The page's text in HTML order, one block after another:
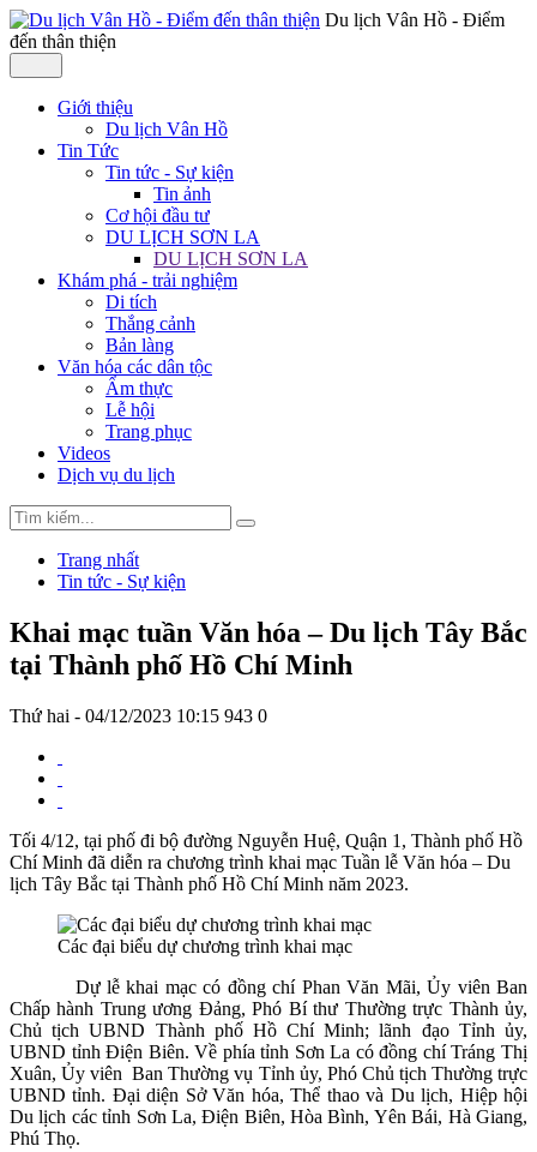
Du lịch Vân Hồ - Điểm
đến thân thiện
Giới thiệu
Du lịch Vân Hồ
Tin Tức
Tin tức - Sự kiện
Tin ảnh
Cơ hội đầu tư
DU LỊCH SƠN LA
DU LỊCH SƠN LA
Khám phá - trải nghiệm
Di tích
Thắng cảnh
Bản làng
Văn hóa các dân tộc
Ẩm thực
Lễ hội
Trang phục
Videos
Dịch vụ du lịch
Trang nhất
Tin tức - Sự kiện
Khai mạc tuần Văn hóa – Du lịch Tây Bắc
tại Thành phố Hồ Chí Minh
Thứ hai - 04/12/2023 10:15 943 0
Tối 4/12, tại phố đi bộ đường Nguyễn Huệ, Quận 1, Thành phố Hồ
Chí Minh đã diễn ra chương trình khai mạc Tuần lễ Văn hóa – Du
lịch Tây Bắc tại Thành phố Hồ Chí Minh năm 2023.
Các đại biểu dự chương trình khai mạc
Dự lễ khai mạc có đồng chí Phan Văn Mãi, Ủy viên Ban
Chấp hành Trung ương Đảng, Phó Bí thư Thường trực Thành ủy,
Chủ tịch UBND Thành phố Hồ Chí Minh; lãnh đạo Tỉnh ủy,
UBND tỉnh Điện Biên. Về phía tỉnh Sơn La có đồng chí Tráng Thị
Xuân, Ủy viên Ban Thường vụ Tỉnh ủy, Phó Chủ tịch Thường trực
UBND tỉnh. Đại diện Sở Văn hóa, Thể thao và Du lịch, Hiệp hội
Du lịch các tỉnh Sơn La, Điện Biên, Hòa Bình, Yên Bái, Hà Giang,
Phú Thọ.